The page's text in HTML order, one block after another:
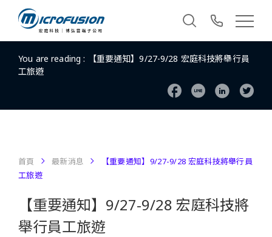
You are reading :
【重要通知】9/27-9/28 宏庭科技將舉行員
工旅遊
首頁 最新消息
【重要通知】9/27-9/28 宏庭科技將舉行員
工旅遊
【重要通知】9/27-9/28 宏庭科技將
舉行員工旅遊